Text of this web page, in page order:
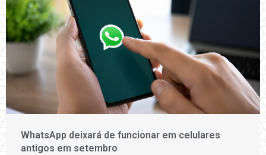
WhatsApp deixará de funcionar em celulares
antigos em setembro